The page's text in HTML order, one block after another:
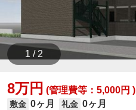
1 / 2
8万円 (管理費等：5,000円 )
敷金 0ヶ月 礼金 0ヶ月